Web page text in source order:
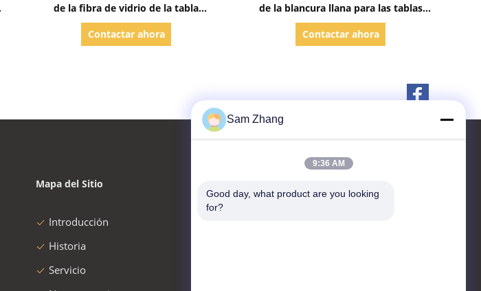
de la fibra de vidrio de la tabla
hawaiana de la blancura con la resina
Contactar ahora
de la blancura llana para las tablas
hawaianas
Contactar ahora
Mapa del Sitio
Introducción
Historia
Servicio
Sam Zhang
9:36 AM
Good day, what product are you looking
for?